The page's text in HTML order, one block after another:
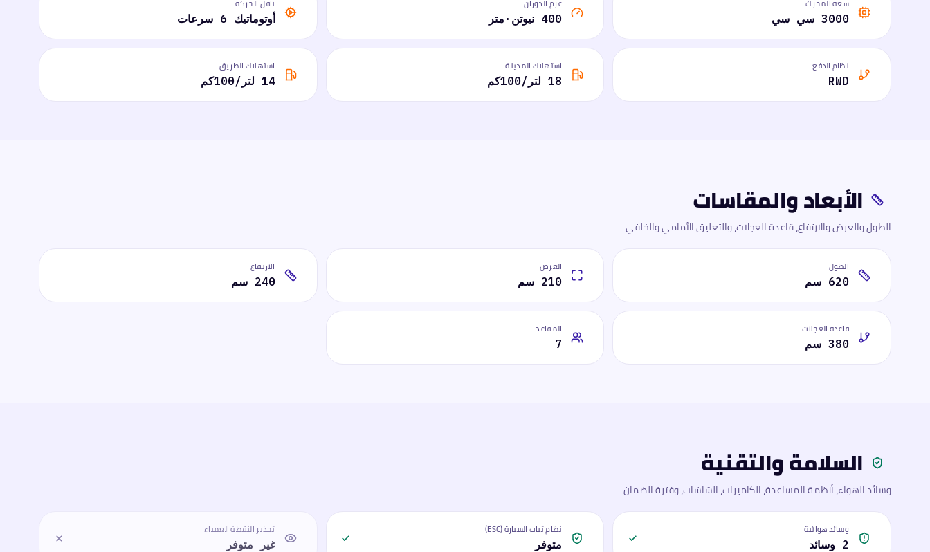
سعة المحرك
3000 سي سي
عزم الدوران
400 نيوتن·متر
ناقل الحركة
أوتوماتيك 6 سرعات
نظام الدفع
RWD
استهلاك المدينة
18 لتر/100كم
استهلاك الطريق
14 لتر/100كم
الأبعاد والمقاسات
الطول والعرض والارتفاع، قاعدة العجلات، والتعليق الأمامي والخلفي
الطول
620 سم
العرض
210 سم
الارتفاع
240 سم
قاعدة العجلات
380 سم
المقاعد
7
السلامة والتقنية
وسائد الهواء، أنظمة المساعدة، الكاميرات، الشاشات، وفترة الضمان
وسائد هوائية
2 وسائد
نظام ثبات السيارة (ESC)
متوفر
تحذير النقطة العمياء
غير متوفر